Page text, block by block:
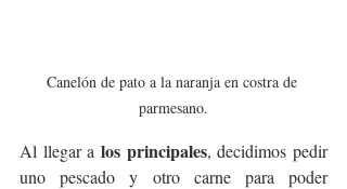
Canelón de pato a la naranja en costra de
parmesano.
Al llegar a los principales, decidimos pedir
uno pescado y otro carne para poder